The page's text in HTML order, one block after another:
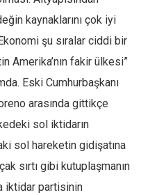
kaynaklarını çok iyi
şu sıralar ciddi bir
Amerika’nın fakir ülkesi”
Eski Cumhurbaşkanı
arasında gittikçe
sol iktidarın
sol hareketin gidişatına
sırtı gibi kutuplaşmanın
iktidar partisinin